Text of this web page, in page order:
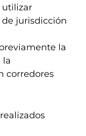
utilizar
de jurisdicción
la
la
corredores